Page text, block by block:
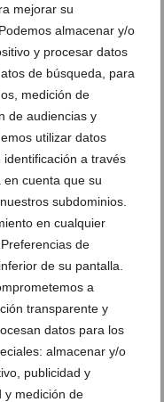
mejorar su
almacenar y/o
y procesar datos
de búsqueda, para
medición de
de audiencias y
utilizar datos
a través
en cuenta que su
subdominios.
en cualquier
de
de su pantalla.
a
transparente y
datos para los
almacenar y/o
publicidad y
y medición de
Romería bajada